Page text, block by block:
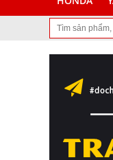
ghé thăm trang